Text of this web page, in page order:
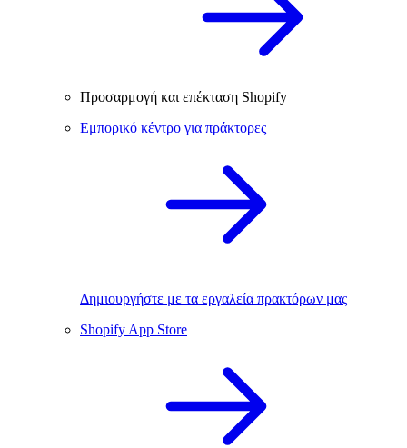
Προσαρμογή και επέκταση Shopify
Εμπορικό κέντρο για πράκτορες
Δημιουργήστε με τα εργαλεία πρακτόρων μας
Shopify App Store